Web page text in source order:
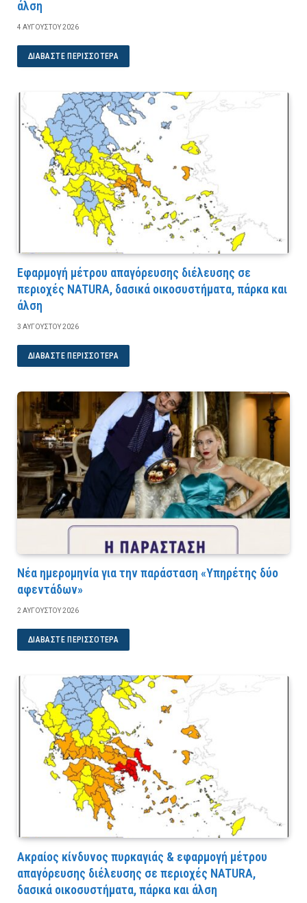
άλση
4 ΑΥΓΟΎΣΤΟΥ 2026
ΔΙΑΒΆΣΤΕ ΠΕΡΙΣΣΌΤΕΡΑ
Εφαρμογή μέτρου απαγόρευσης διέλευσης σε
περιοχές NATURA, δασικά οικοσυστήματα, πάρκα και
άλση
3 ΑΥΓΟΎΣΤΟΥ 2026
ΔΙΑΒΆΣΤΕ ΠΕΡΙΣΣΌΤΕΡΑ
Νέα ημερομηνία για την παράσταση «Υπηρέτης δύο
αφεντάδων»
2 ΑΥΓΟΎΣΤΟΥ 2026
ΔΙΑΒΆΣΤΕ ΠΕΡΙΣΣΌΤΕΡΑ
Ακραίος κίνδυνος πυρκαγιάς & εφαρμογή μέτρου
απαγόρευσης διέλευσης σε περιοχές NATURA,
δασικά οικοσυστήματα, πάρκα και άλση